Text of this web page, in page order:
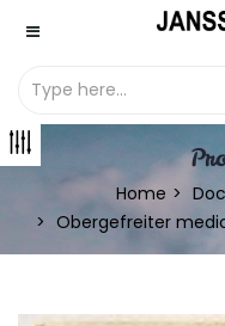
Home
Obergefreiter